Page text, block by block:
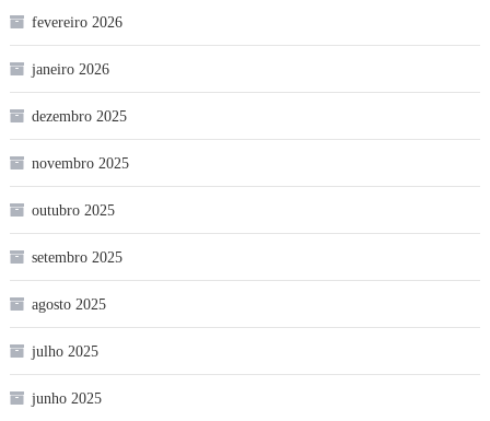
fevereiro 2026
janeiro 2026
dezembro 2025
novembro 2025
outubro 2025
setembro 2025
agosto 2025
julho 2025
junho 2025